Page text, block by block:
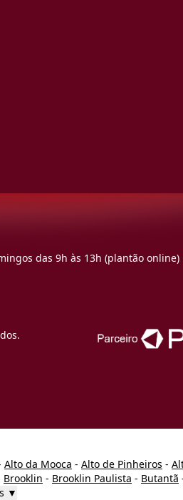
das 9h às 13h (plantão online)
Alto da Mooca - Alto de Pinheiros -
Brooklin - Brooklin Paulista - Butantã
▼